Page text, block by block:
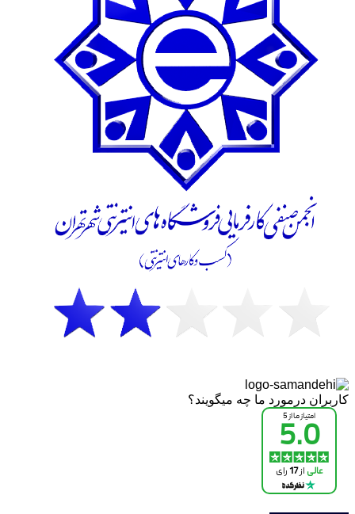
کاربران درمورد ما چه میگویند؟